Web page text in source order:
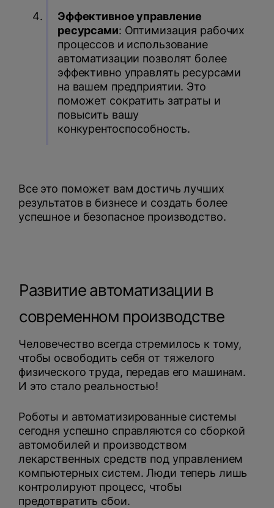
Эффективное управление
ресурсами: Оптимизация рабочих
процессов и использование
автоматизации позволят более
эффективно управлять ресурсами
на вашем предприятии. Это
поможет сократить затраты и
повысить вашу
конкурентоспособность.
Все это поможет вам достичь лучших
результатов в бизнесе и создать более
успешное и безопасное производство.
Развитие автоматизации в
современном производстве
Человечество всегда стремилось к тому,
чтобы освободить себя от тяжелого
физического труда, передав его машинам.
И это стало реальностью!
Роботы и автоматизированные системы
сегодня успешно справляются со сборкой
автомобилей и производством
лекарственных средств под управлением
компьютерных систем. Люди теперь лишь
контролируют процесс, чтобы
предотвратить сбои.